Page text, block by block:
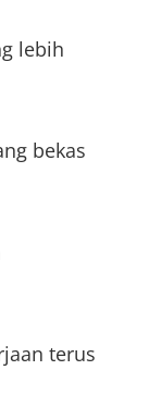
lebih
bekas
terus